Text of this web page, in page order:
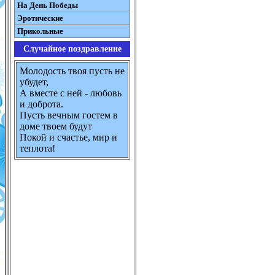
На День Победы
Эротические
Прикольные
Случайное поздравление
Молодость твоя пусть не
убудет,
А вместе с ней - любовь
и доброта.
Пусть вечным гостем в
доме твоем будут
Покой и счастье, мир и
теплота!